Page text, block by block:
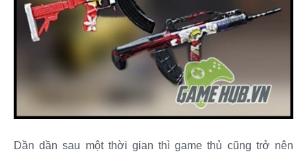
Dần dần sau một thời gian thì game thủ cũng trở nên